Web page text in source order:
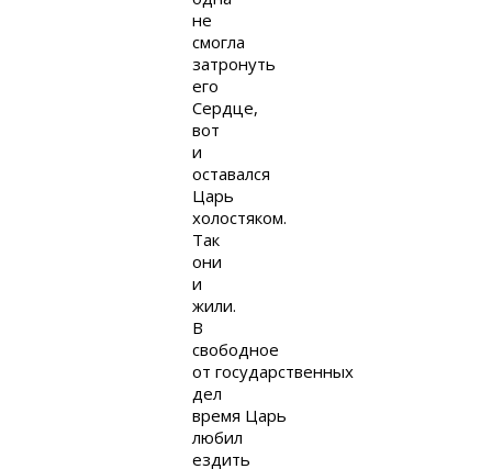
не
смогла
затронуть
его
Сердце,
вот
и
оставался
Царь
холостяком.
Так
они
и
жили.
В
свободное
от государственных
дел
время Царь
любил
ездить